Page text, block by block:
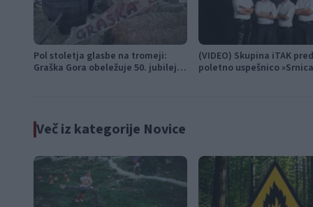
Pol stoletja glasbe na tromeji:
Graška Gora obeležuje 50. jubilejni
(VIDEO) Skupina iTAK
poletno uspešnico
Več iz kategorije Novice